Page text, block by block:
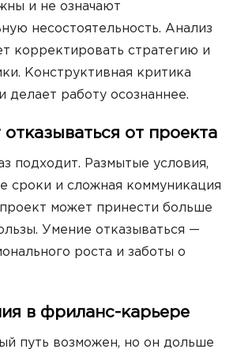
и не означают
несостоятельность. Анализ
корректировать стратегию и
Конструктивная критика
делает работу осознаннее.
отказываться от проекта
подходит. Размытые условия,
сроки и сложная коммуникация
может принести больше
Умение отказываться —
роста и заботы о
в фриланс-карьере
путь возможен, но он дольше